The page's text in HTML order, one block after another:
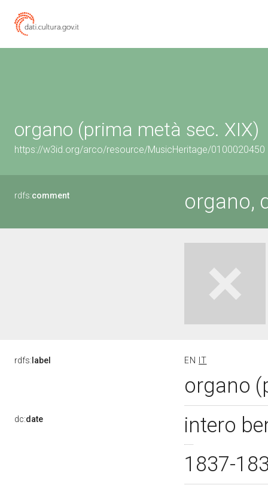
organo (prima metà sec. XIX)
https://w3id.org/arco/resource/MusicHeritage/0100020450
rdfs:comment organo,
rdfs: label EN IT
organo
dc:date
intero
1837-